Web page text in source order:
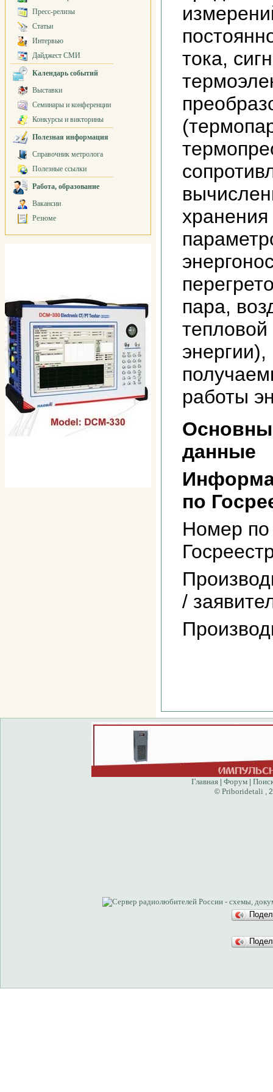
Пресс-релизы
Статьи
Интервью
Дайджест СМИ
Календарь событий
Выставки
Семинары и конференции
Конкурсы и викторины
Полезная информация
Справочник метролога
Полезные ссылки
Работа, образование
Вакансии
Резюме
тока,
пара,
тепловой
работы
данные
по
Номер по
/
Главная| Форум|
© Priboridetali ,